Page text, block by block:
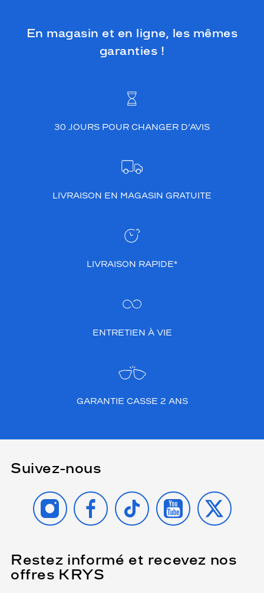
En magasin et en ligne, les mêmes
garanties !
30 JOURS POUR CHANGER D’AVIS
LIVRAISON EN MAGASIN GRATUITE
LIVRAISON RAPIDE*
ENTRETIEN À VIE
GARANTIE CASSE 2 ANS
Suivez-nous
INSTAGRAMFACEBOOK
TIKTOK YOUTUBE
X
Restez informé et recevez nos
offres KRYS
Name
(Ce
champ
est
obligatoire)